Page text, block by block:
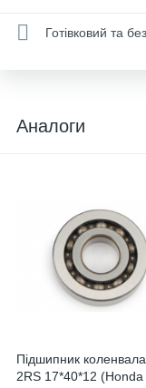
Готівковий та
Аналоги
Підшипник
2RS 17*40*12 (Honda